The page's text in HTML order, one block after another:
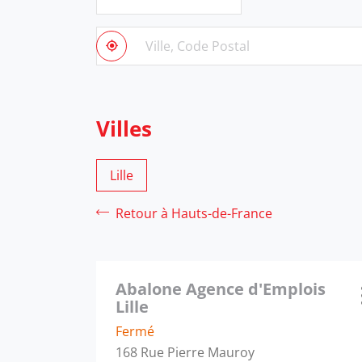
par
pays
À
proximité
,
trouver
Abalone
Ville,
Code
Postal
Villes
Lille
Retour à Hauts-de-France
touche
ENTRÉE
pour
Agence
:
Abalone Agence d'Emplois
Lille
Fermé
168 Rue Pierre Mauroy